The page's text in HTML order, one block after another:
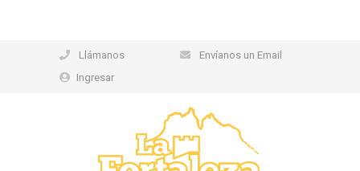
Llámanos
Envíanos un Email
Ingresar